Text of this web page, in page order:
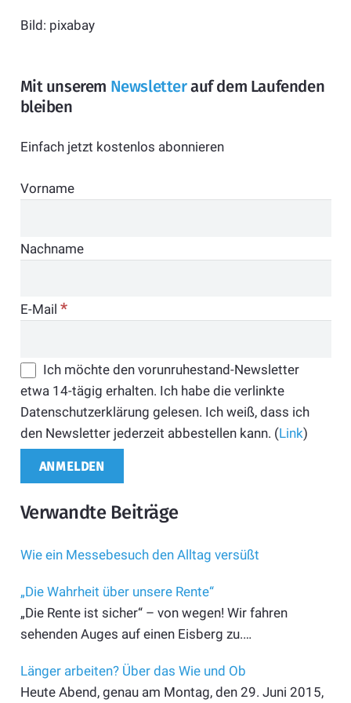
Bild: pixabay
Mit unserem Newsletterauf dem Laufenden
bleiben
Einfach jetzt kostenlos abonnieren
Vorname
Nachname
E-Mail *
Ich möchte den vorunruhestand-Newsletter
etwa 14-tägig erhalten. Ich habe die verlinkte
Datenschutzerklärung gelesen. Ich weiß, dass ich
den Newsletter jederzeit abbestellen kann. (Link)
Verwandte Beiträge
Wie ein Messebesuch den Alltag versüßt
„Die Wahrheit über unsere Rente“
„Die Rente ist sicher“ – von wegen! Wir fahren
sehenden Auges auf einen Eisberg zu.…
Länger arbeiten? Über das Wie und Ob
Heute Abend, genau am Montag, den 29. Juni 2015,